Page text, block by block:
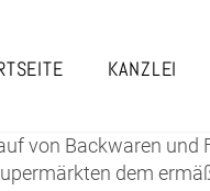
KANZLEI
von Backwaren
dem